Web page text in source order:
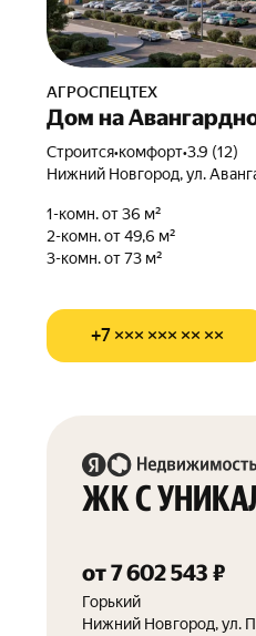
АГРОСПЕЦТЕХ
Дом на
Строится•комфорт•3.9 (12)
Нижний Новгород, ул.
1-комн. от 36 м²
2-комн. от 49,6 м²
3-комн. от 73 м²
+7 ××× ××× ×× ××
ЖК С
от 7 602 543 ₽
Горький
Нижний Новгород, ул.